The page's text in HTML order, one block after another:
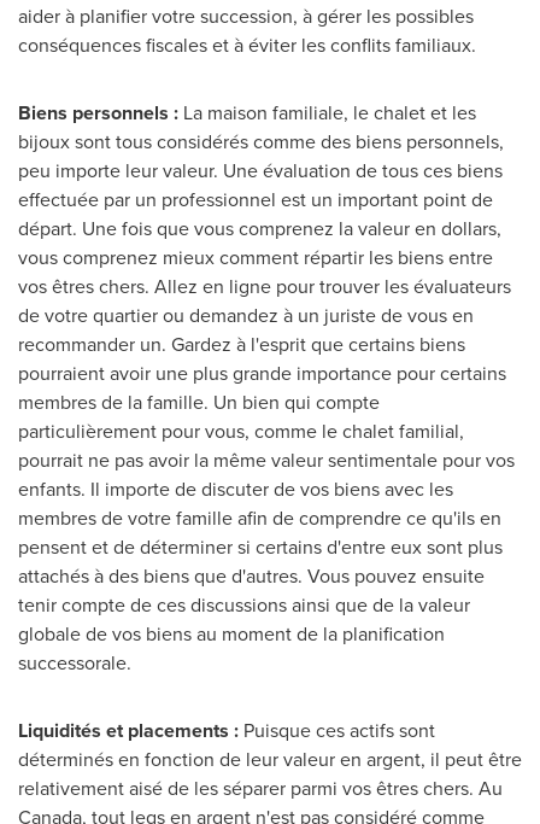
aider à planifier votre succession, à gérer les possibles
conséquences fiscales et à éviter les conflits familiaux.
Biens personnels : La maison familiale, le chalet et les
bijoux sont tous considérés comme des biens personnels,
peu importe leur valeur. Une évaluation de tous ces biens
effectuée par un professionnel est un important point de
départ. Une fois que vous comprenez la valeur en dollars,
vous comprenez mieux comment répartir les biens entre
vos êtres chers. Allez en ligne pour trouver les évaluateurs
de votre quartier ou demandez à un juriste de vous en
recommander un. Gardez à l'esprit que certains biens
pourraient avoir une plus grande importance pour certains
membres de la famille. Un bien qui compte
particulièrement pour vous, comme le chalet familial,
pourrait ne pas avoir la même valeur sentimentale pour vos
enfants. Il importe de discuter de vos biens avec les
membres de votre famille afin de comprendre ce qu'ils en
pensent et de déterminer si certains d'entre eux sont plus
attachés à des biens que d'autres. Vous pouvez ensuite
tenir compte de ces discussions ainsi que de la valeur
globale de vos biens au moment de la planification
successorale.
Liquidités et placements : Puisque ces actifs sont
déterminés en fonction de leur valeur en argent, il peut être
relativement aisé de les séparer parmi vos êtres chers. Au
Canada, tout legs en argent n'est pas considéré comme